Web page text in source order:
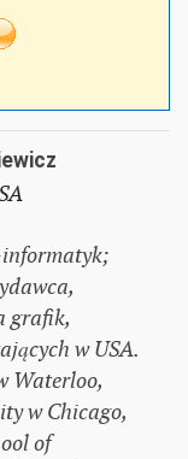
informatyk;
grafik,
w USA.
Waterloo,
w Chicago,
of